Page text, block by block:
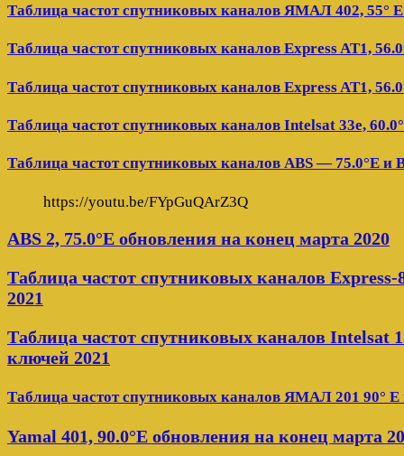
Таблица частот спутниковых каналов ЯМАЛ 402, 55°
Таблица частот спутниковых каналов Express AT1,
Таблица частот спутниковых каналов Express AT1,
Таблица частот спутниковых каналов Intelsat 33e,
Таблица частот спутниковых каналов ABS — 75.0°E и
https://youtu.be/FYpGuQArZ3Q
ABS 2, 75.0°E обновления на конец марта 2020
Таблица частот спутниковых каналов Express-
2021
Таблица частот спутниковых каналов Intelsat
ключей 2021
Таблица частот спутниковых каналов ЯМАЛ 201 90° E
Yamal 401, 90.0°E обновления на конец марта